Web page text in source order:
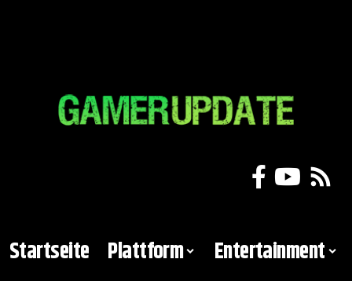
Startseite Plattform
Entertainment